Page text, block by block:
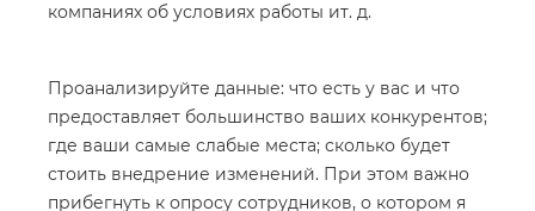
компаниях об условиях работы ит. д.
Проанализируйте данные: что есть у вас и что
предоставляет большинство ваших конкурентов;
где ваши самые слабые места; сколько будет
стоить внедрение изменений. При этом важно
прибегнуть к опросу сотрудников, о котором я